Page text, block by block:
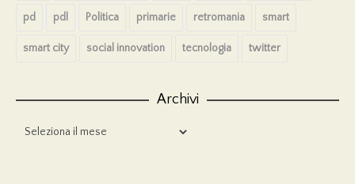
pd pdl Politica primarie retromania smart
smart city social innovation tecnologia twitter
Archivi
Archivi